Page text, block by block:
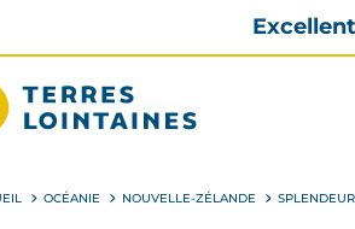
Excellent
OCÉANIE NOUVELLE-ZÉLANDE